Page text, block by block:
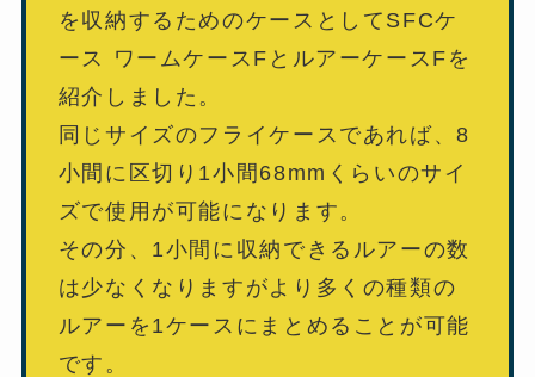
を収納するためのケースとしてSFCケ
ース ワームケースFとルアーケースFを
紹介しました。
同じサイズのフライケースであれば、8
小間に区切り1小間68mmくらいのサイ
ズで使用が可能になります。
その分、1小間に収納できるルアーの数
は少なくなりますがより多くの種類の
ルアーを1ケースにまとめることが可能
です。